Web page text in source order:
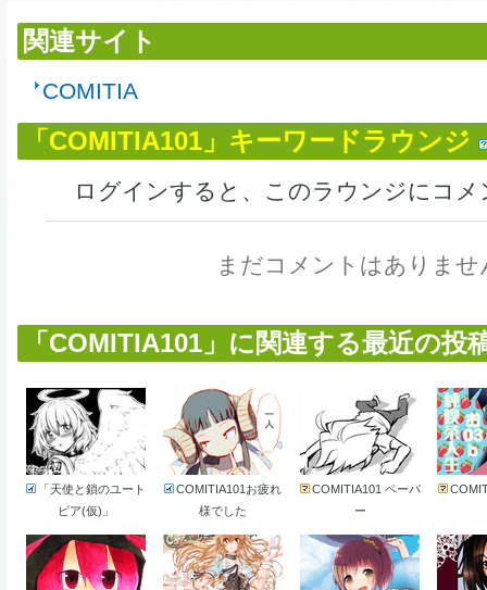
関連サイト
COMITIA
「COMITIA101」キーワードラウンジ
ログインすると、このラウンジにコ
まだコメントはありませ
「COMITIA101」に関連する最近の投
「天使と鎖のユート
ピア(仮)」
COMITIA101お疲れ
様でした
COMITIA101 ペーパ
ー